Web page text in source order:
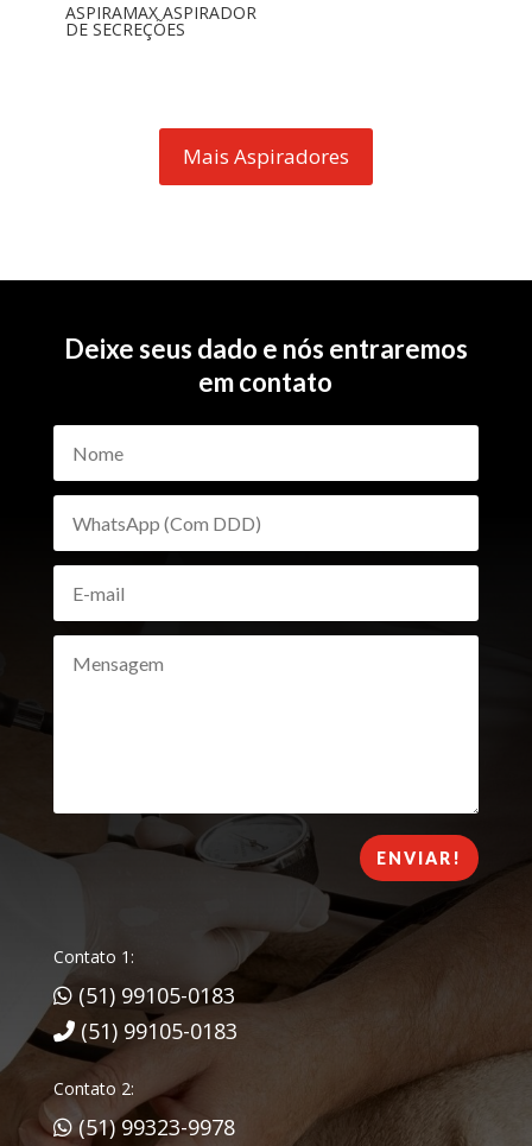
ASPIRAMAX ASPIRADOR
DE SECREÇÕES
Mais Aspiradores
Deixe seus dado e nós entraremos
em contato
ENVIAR!
Contato 1:
(51) 99105-0183
(51) 99105-0183
Contato 2:
(51) 99323-9978